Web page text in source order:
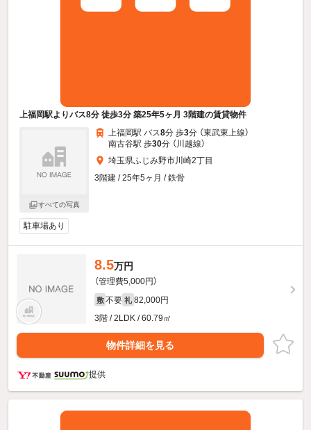
上福岡駅よりバス8分 徒歩3分 築25年5ヶ月 3階建の賃貸物件
すべての写真
上福岡駅 バス8分 歩3分 （東武東上線）
南古谷駅 歩30分 （川越線）
埼玉県ふじみ野市川崎2丁目
3階建 / 25年5ヶ月 / 鉄骨
駐車場あり
8.5万円
（管理費5,000円）
敷 不要 礼 82,000円
3階 / 2LDK / 60.79㎡
物件詳細を見る
提供